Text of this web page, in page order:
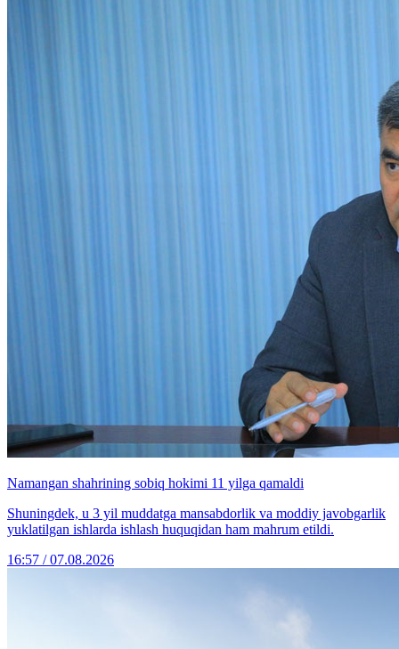
Namangan shahrining sobiq hokimi 11 yilga qamaldi
Shuningdek, u 3 yil muddatga mansabdorlik va moddiy javobgarlik
yuklatilgan ishlarda ishlash huquqidan ham mahrum etildi.
16:57 / 07.08.2026